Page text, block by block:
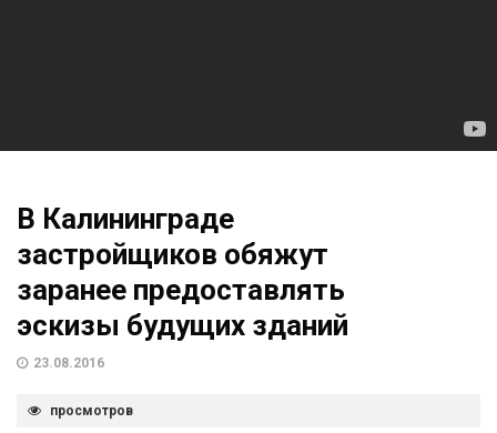
В Калининграде
застройщиков обяжут
заранее предоставлять
эскизы будущих зданий
23.08.2016
просмотров